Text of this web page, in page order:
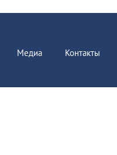
Медиа Контакты